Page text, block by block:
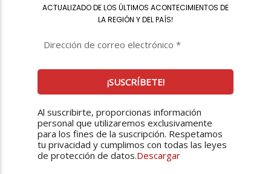
ACTUALIZADO DE LOS ÚLTIMOS ACONTECIMIENTOS DE
LA REGIÓN Y DEL PAÍS!
Al suscribirte, proporcionas información
personal que utilizaremos exclusivamente
para los fines de la suscripción. Respetamos
tu privacidad y cumplimos con todas las leyes
de protección de datos.Descargar